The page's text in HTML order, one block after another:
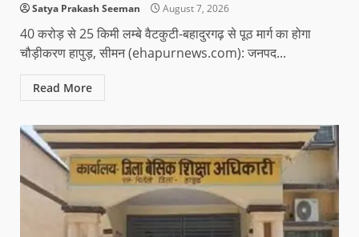
Satya Prakash Seeman August 7, 2026
40 करोड़ से 25 किमी लम्बे वैटकुटी-बहादुरगढ़ से पूठ मार्ग का होगा
चौड़ीकरण हापुड़, सीमन (ehapurnews.com): जनपद...
Read More